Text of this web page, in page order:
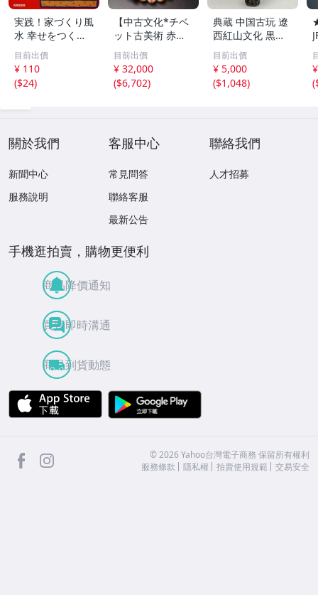
実践！家づくり風
水 幸せをつくる
家とインテリア/
浅野八郎(著者)
目前出價
¥ 110
($24)
【中古文化*チベ
ット古美術 赤縞
天眼瑪瑙丸珠 天
地天珠組み合わせ
ブレスレット 縞
瑪瑙 古玩 アンテ
目前出價
¥ 32,000
($6,702)
典蔵 中国古玩 遼
西紅山文化 黒曜
石 黒皮玉 太陽神
祈祷像 唐物 骨董
品 古美術 古玉 彫
刻 時代物 魔除け
目前出價
¥ 5,000
($1,048)
(
關於我們
新聞中心
服務說明
客服中心
常見問答
聯絡客服
最新公告
聯絡我們
人才招募
手機逛拍賣，購物更便利
商品降價通知
買賣即時溝通
商品到貨動態
APP Store
facebook ©2026 Yahoo台灣電子商務 保留所有權利
服務條款
隱私權 拍賣使用規範 交易安全